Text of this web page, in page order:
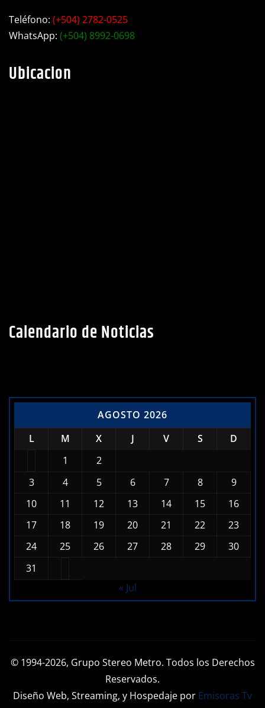
Teléfono: (+504) 2782-0525
WhatsApp: (+504) 8992-0698
Ubicacion
Calendario de Noticias
AGOSTO 2026
L
M X J V S
D
1
2
3
4 5 6 7 8
9
10
11 12 13 14 15
16
17
18 19 20 21 22
23
24
25 26 27 28 29
30
31
« Jul
© 1994-2026, Grupo Stereo Metro. Todos los Derechos
Reservados.
Diseño Web, Streaming, y Hospedaje por Emisoras Tv